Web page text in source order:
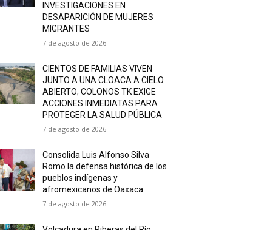
INVESTIGACIONES EN
DESAPARICIÓN DE MUJERES
MIGRANTES
7 de agosto de 2026
CIENTOS DE FAMILIAS VIVEN
JUNTO A UNA CLOACA A CIELO
ABIERTO; COLONOS TK EXIGE
ACCIONES INMEDIATAS PARA
PROTEGER LA SALUD PÚBLICA
7 de agosto de 2026
Consolida Luis Alfonso Silva
Romo la defensa histórica de los
pueblos indígenas y
afromexicanos de Oaxaca
7 de agosto de 2026